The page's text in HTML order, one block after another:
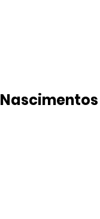
Nascimentos